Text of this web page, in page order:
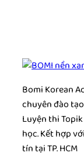
Bomi Korean
chuyên đào
Luyện thi
học. Kết hợp
tín tại TP. HCM